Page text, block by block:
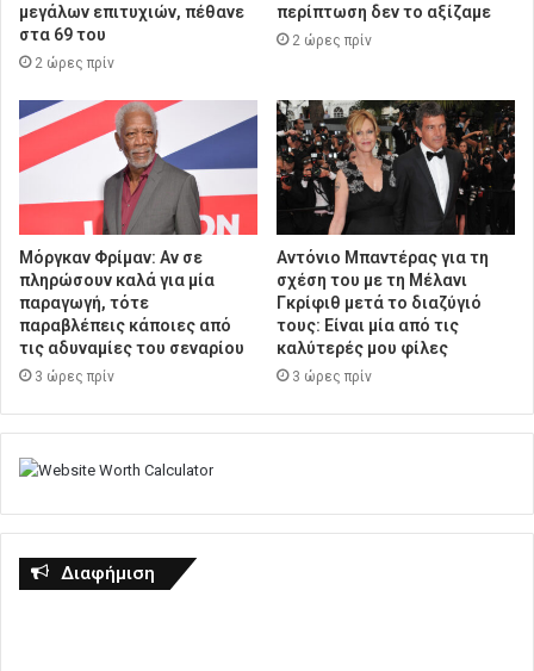
μεγάλων επιτυχιών, πέθανε
στα 69 του
2 ώρες πρίν
περίπτωση δεν το αξίζαμε
2 ώρες πρίν
Μόργκαν Φρίμαν: Αν σε
πληρώσουν καλά για μία
παραγωγή, τότε
παραβλέπεις κάποιες από
τις αδυναμίες του σεναρίου
3 ώρες πρίν
Αντόνιο Μπαντέρας για τη
σχέση του με τη Μέλανι
Γκρίφιθ μετά το διαζύγιό
τους: Είναι μία από τις
καλύτερές μου φίλες
3 ώρες πρίν
Διαφήμιση